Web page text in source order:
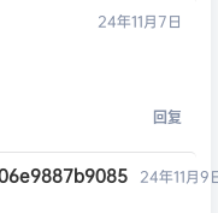
24年11月7日
回复
24年11月9